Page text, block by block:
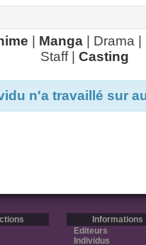
Manga| Drama |
Staff | Casting
n'a travaillé sur
Informations
Editeurs
Individus